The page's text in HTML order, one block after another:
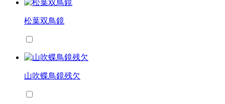
松葉双鳥鏡
山吹蝶鳥鏡残欠